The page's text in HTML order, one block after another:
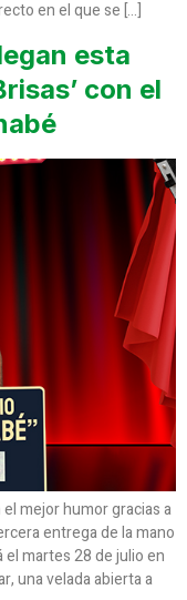
en el que se […]
esta
con el
mejor humor gracias a
entrega de la mano
martes 28 de julio en
una velada abierta a